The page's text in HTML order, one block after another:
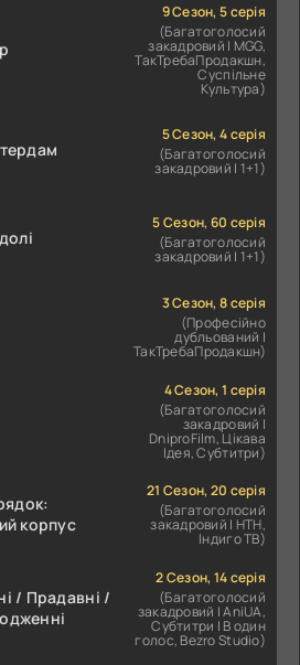
9 Сезон, 5 серія
(Багатоголосий
закадровий | MGG,
ТакТребаПродакшн,
Суспільне
Культура)
5 Сезон, 4 серія
(Багатоголосий
закадровий | 1+1)
5 Сезон, 60 серія
(Багатоголосий
закадровий | 1+1)
3 Сезон, 8 серія
(Професійно
дубльований |
ТакТребаПродакшн)
4 Сезон, 1 серія
(Багатоголосий
закадровий |
DniproFilm, Цікава
Ідея, Субтитри)
корпус
21 Сезон, 20 серія
(Багатоголосий
закадровий | НТН,
Індиго ТВ)
/ Прадавні /
2 Сезон, 14 серія
(Багатоголосий
закадровий | AniUA,
Субтитри | В один
голос, Bezro Studio)